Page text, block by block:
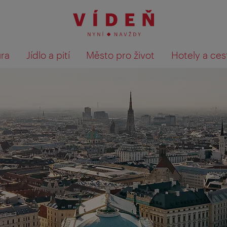
Jídlo a pití Město pro život Hotely a